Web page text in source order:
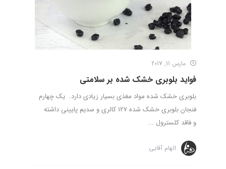
مارس 11, 2017
فواید بلوبری خشک شده بر سلامتی
بلوبری خشک شده مواد مغذی بسیار زیادی دارد. یک چهارم
فنجان بلوبری خشک شده 127 کالری و سدیم پایینی داشته
و فاقد کلسترول ...
الهام آقایی